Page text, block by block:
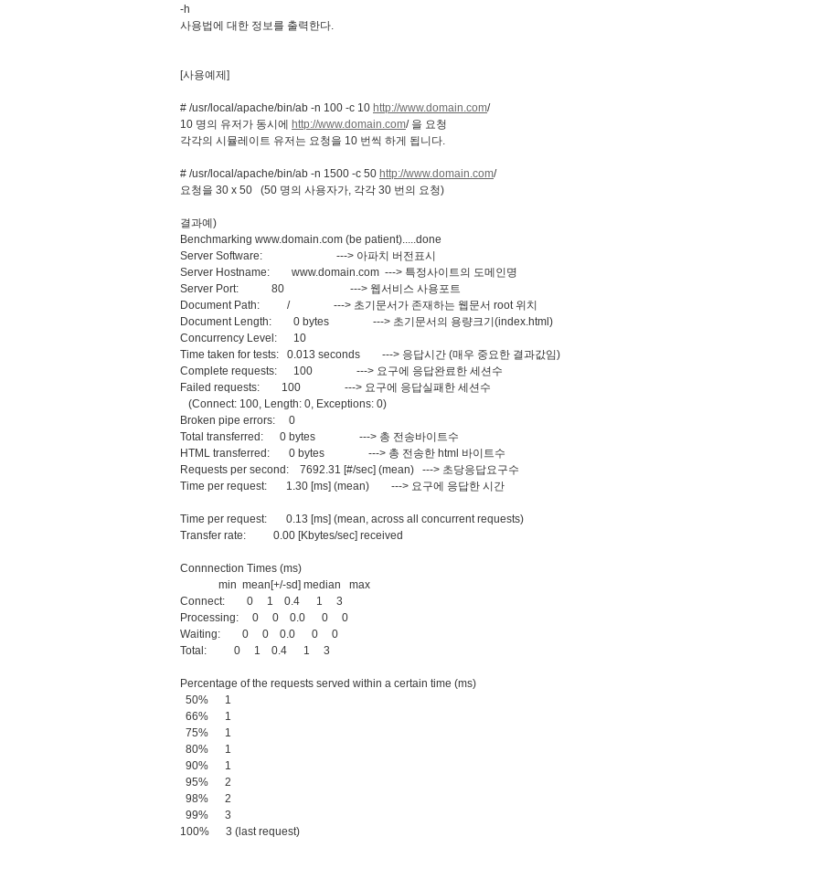
-h
사용법에 대한 정보를 출력한다.
[사용예제]
# /usr/local/apache/bin/ab -n 100 -c 10 http://www.domain.com/
10 명의 유저가 동시에
http://www.domain.com/ 을 요청
각각의 시뮬레이트 유저는 요청을 10 번씩 하게 됩니다.
# /usr/local/apache/bin/ab -n 1500 -c 50 http://www.domain.com/
요청을 30 x 50 (50 명의 사용자가, 각각 30 번의 요청)
결과예)
Benchmarking www.domain.com (be patient).....done
Server Software: ---> 아파치 버전표시
Server Hostname: www.domain.com ---> 특정사이트의 도메인명
Server Port: 80 ---> 웹서비스 사용포트
Document Path: / ---> 초기문서가 존재하는 웹문서 root 위치
Document Length: 0 bytes ---> 초기문서의 용량크기(index.html)
Concurrency Level: 10
Time taken for tests: 0.013 seconds ---> 응답시간 (매우 중요한 결과값임)
Complete requests: 100 ---> 요구에 응답완료한 세션수
Failed requests: 100 ---> 요구에 응답실패한 세션수
(Connect: 100, Length: 0, Exceptions: 0)
Broken pipe errors: 0
Total transferred: 0 bytes ---> 총 전송바이트수
HTML transferred: 0 bytes ---> 총 전송한 html 바이트수
Requests per second: 7692.31 [#/sec] (mean) ---> 초당응답요구수
Time per request: 1.30 [ms] (mean) ---> 요구에 응답한 시간
Time per request: 0.13 [ms] (mean, across all concurrent requests)
Transfer rate: 0.00 [Kbytes/sec] received
Connnection Times (ms)
min mean[+/-sd] median max
Connect: 0 1 0.4 1 3
Processing: 0 0 0.0 0 0
Waiting: 0 0 0.0 0 0
Total: 0 1 0.4 1 3
Percentage of the requests served within a certain time (ms)
50% 1
66% 1
75% 1
80% 1
90% 1
95% 2
98% 2
99% 3
100% 3 (last request)